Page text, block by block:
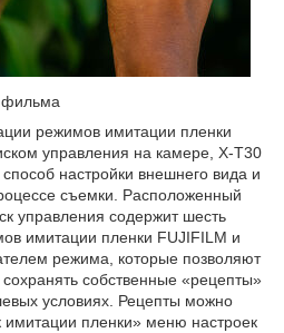
фильма
режимов имитации пленки
управления на камере, X-T30
настройки внешнего вида и
съемки. Расположенный
управления содержит шесть
имитации пленки FUJIFILM и
режима, которые позволяют
собственные «рецепты»
условиях. Рецепты можно
имитации пленки» меню настроек